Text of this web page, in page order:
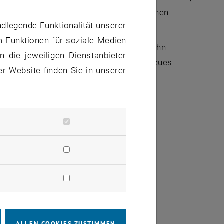
die Künstliche Intelligenz mit uns machen
im Rahmen der
zehn
III-12.” Dazu stellt er sein neues
Funktionalität unserer
Funktionen für soziale Medien
die jeweiligen Dienstanbieter
Website finden Sie in unserer